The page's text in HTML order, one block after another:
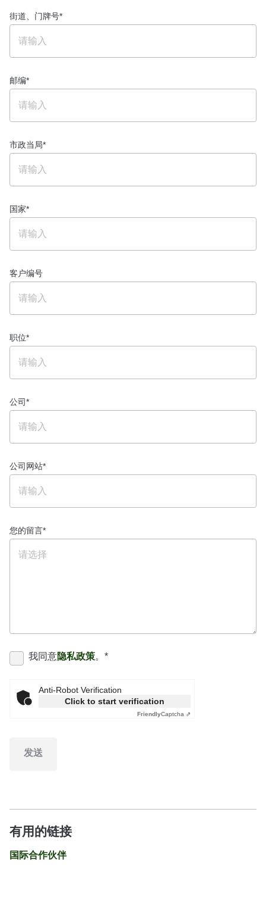
街道、门牌号*
邮编*
市政当局*
国家*
客户编号
职位*
公司*
公司网站*
您的留言*
我同意隐私政策。 *
Anti-Robot Verification
Click to start verification
FriendlyCaptcha ⇗
发送
有用的链接
国际合作伙伴